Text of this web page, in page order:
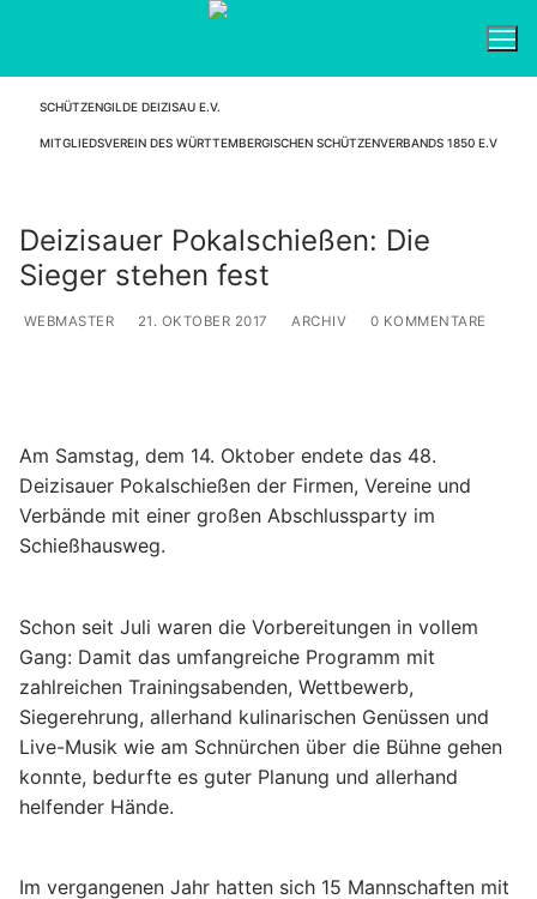
springen
Suchen nach:
SCHÜTZENGILDE DEIZISAU E.V.
MITGLIEDSVEREIN DES WÜRTTEMBERGISCHEN SCHÜTZENVERBANDS 1850 E.V
Deizisauer Pokalschießen: Die
Sieger stehen fest
WEBMASTER 21. OKTOBER 2017 ARCHIV 0 KOMMENTARE
Am Samstag, dem 14. Oktober endete das 48.
Deizisauer Pokalschießen der Firmen, Vereine und
Verbände mit einer großen Abschlussparty im
Schießhausweg.
Schon seit Juli waren die Vorbereitungen in vollem
Gang: Damit das umfangreiche Programm mit
zahlreichen Trainingsabenden, Wettbewerb,
Siegerehrung, allerhand kulinarischen Genüssen und
Live-Musik wie am Schnürchen über die Bühne gehen
konnte, bedurfte es guter Planung und allerhand
helfender Hände.
Im vergangenen Jahr hatten sich 15 Mannschaften mit